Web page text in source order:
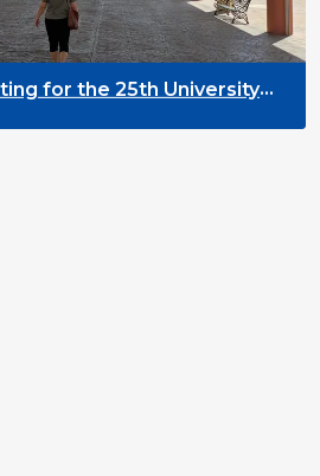
for the 25th University